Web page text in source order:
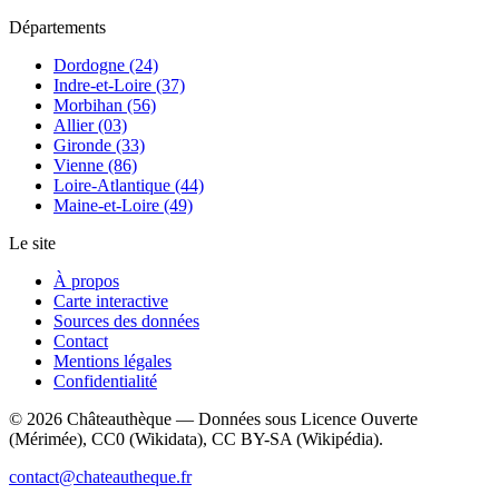
Départements
Dordogne (24)
Indre-et-Loire (37)
Morbihan (56)
Allier (03)
Gironde (33)
Vienne (86)
Loire-Atlantique (44)
Maine-et-Loire (49)
Le site
À propos
Carte interactive
Sources des données
Contact
Mentions légales
Confidentialité
© 2026 Châteauthèque — Données sous Licence Ouverte
(Mérimée), CC0 (Wikidata), CC BY-SA (Wikipédia).
contact@chateautheque.fr